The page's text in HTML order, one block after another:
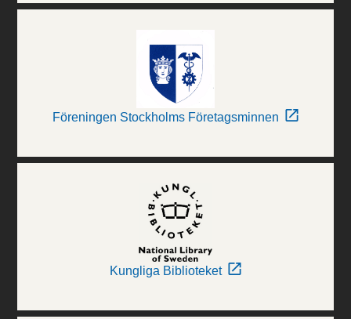
Föreningen Stockholms Företagsminnen
Kungliga Biblioteket